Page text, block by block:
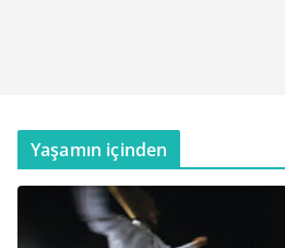
Yaşamın içinden